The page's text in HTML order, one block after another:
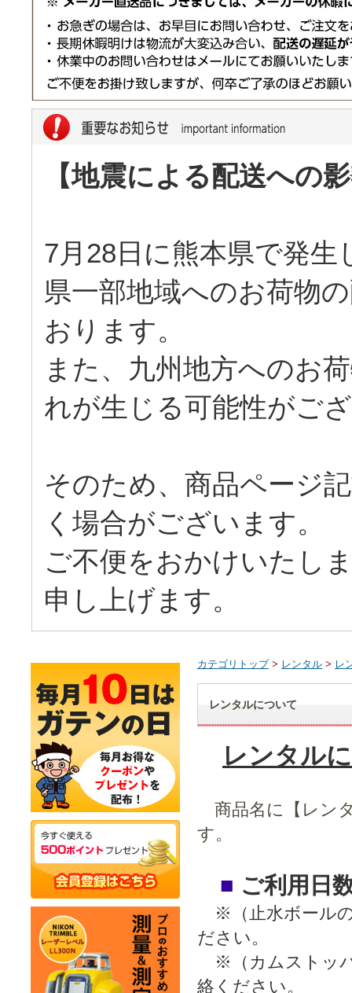
【地震による配送への
7月28日に熊本県で発
県一部地域へのお荷物
おります。
また、九州地方へのお
れが生じる可能性がご
そのため、商品ページ
く場合がございます。
ご不便をおかけいたし
申し上げます。
カテゴリトップ> レンタル > レ
レンタルについて
レンタル
商品名に【レン
す。
■ ご利用日
※（止水ボールの
ださい。
※（カムストッパ
絡ください。